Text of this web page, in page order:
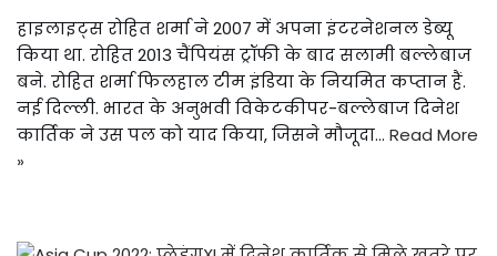
हाइलाइट्स रोहित शर्मा ने 2007 में अपना इंटरनेशनल डेब्यू
किया था. रोहित 2013 चैंपियंस ट्रॉफी के बाद सलामी बल्लेबाज
बने. रोहित शर्मा फिलहाल टीम इंडिया के नियमित कप्तान हैं.
नई दिल्ली. भारत के अनुभवी विकेटकीपर-बल्लेबाज दिनेश
कार्तिक ने उस पल को याद किया, जिसने मौजूदा… Read More
»